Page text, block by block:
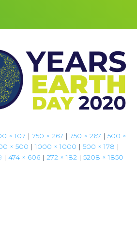
× 107 | 750 × 267 | 750 × 267 | 500 ×
× 500 | 1000 × 1000 | 500 × 178 |
| 474 × 606 | 272 × 182 | 5208 × 1850